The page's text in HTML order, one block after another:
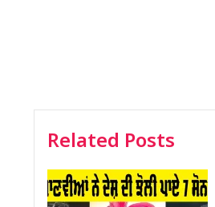
Related Posts